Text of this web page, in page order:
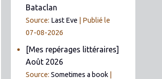
Bataclan
Source: Last Eve
Publié le
07-08-2026
[Mes repérages littéraires]
Août 2026
Source:Sometimes a book